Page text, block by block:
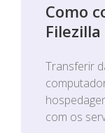
Como
Filezilla
Transferir
com os